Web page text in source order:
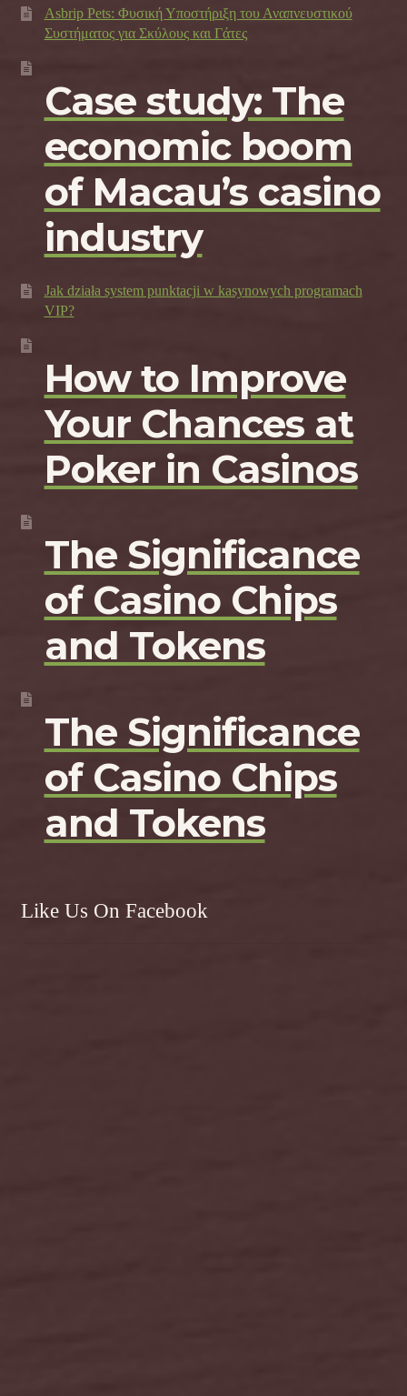
Asbrip Pets: Φυσική Υποστήριξη του Αναπνευστικού
Συστήματος για Σκύλους και Γάτες
Case study: The
economic boom
of Macau’s casino
industry
Jak działa system punktacji w kasynowych programach
VIP?
How to Improve
Your Chances at
Poker in Casinos
The Significance
of Casino Chips
and Tokens
The Significance
of Casino Chips
and Tokens
Like Us On Facebook